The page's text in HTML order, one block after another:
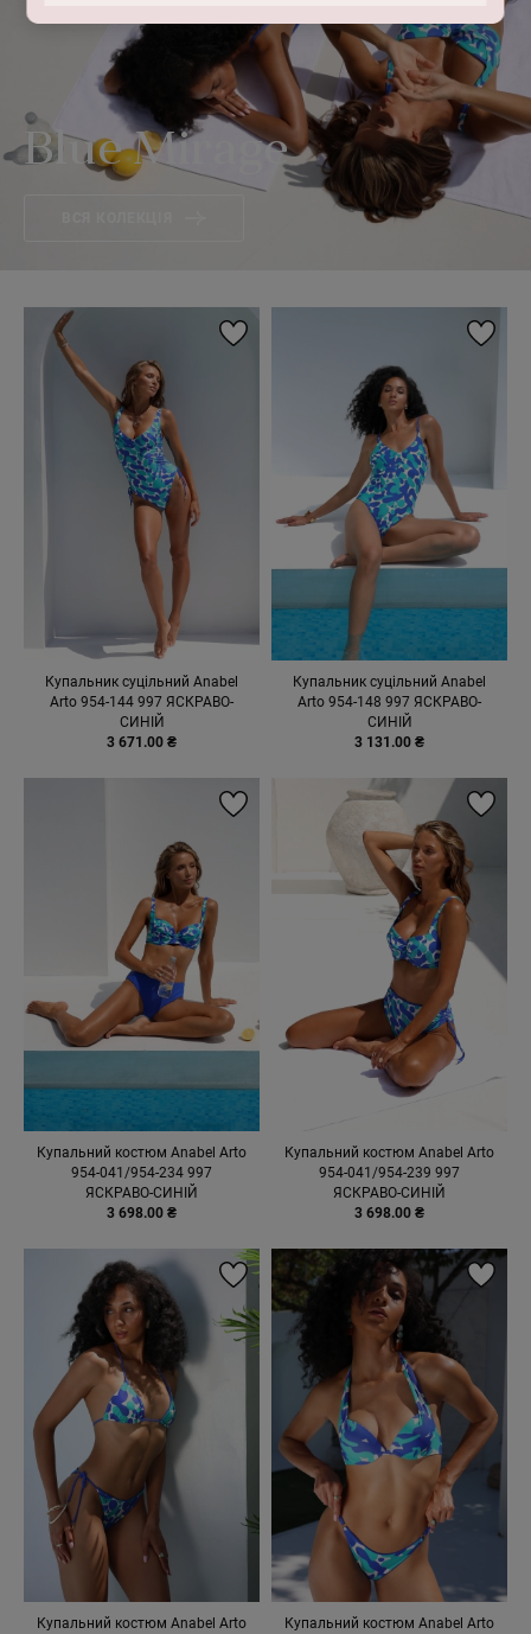
Blue Mirage
Купальник суцільний Anabel
Arto 954-144 997 ЯСКРАВО-
СИНІЙ
3 671.00 ₴
Купальник суцільний Anabel
Arto 954-148 997 ЯСКРАВО-
СИНІЙ
3 131.00 ₴
Купальний костюм Anabel Arto
954-041/954-234 997
ЯСКРАВО-СИНІЙ
3 698.00 ₴
Купальний костюм Anabel Arto
954-041/954-239 997
ЯСКРАВО-СИНІЙ
3 698.00 ₴
Купальний костюм Anabel Arto
Купальний костюм Anabel Arto